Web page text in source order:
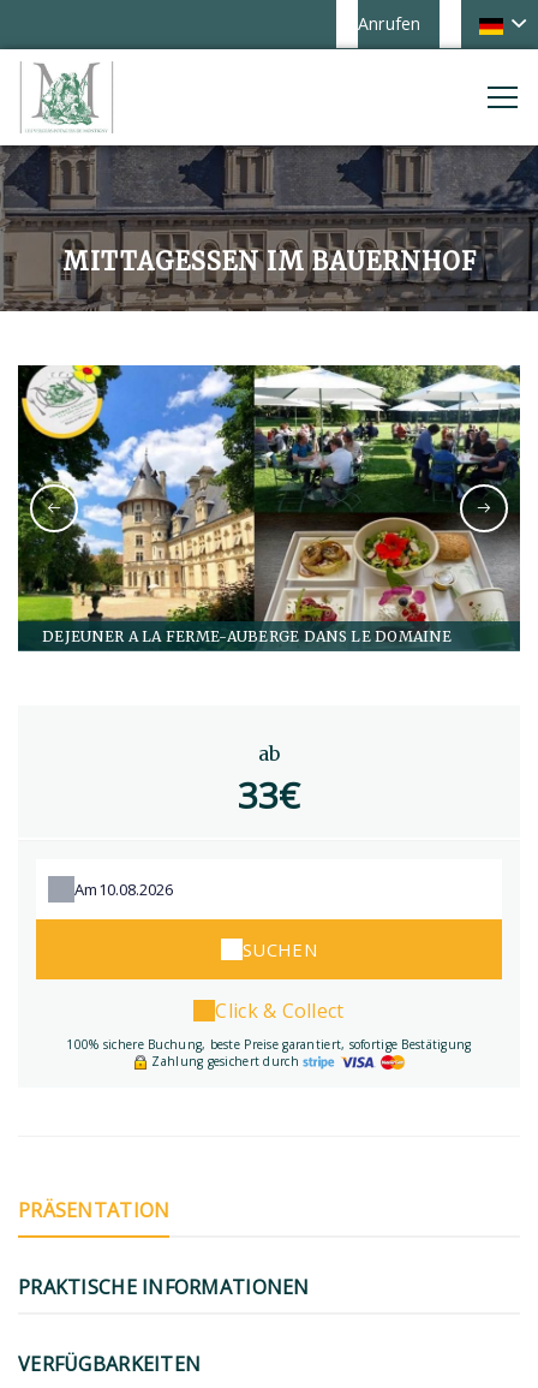
Anrufen
MITTAGESSEN IM BAUERNHOF
DEJEUNER A LA FERME-AUBERGE DANS LE DOMAINE
ab
33€
Am
SUCHEN
Click & Collect
100% sichere Buchung, beste Preise garantiert, sofortige Bestätigung
Zahlung gesichert durch
PRÄSENTATION
PRAKTISCHE INFORMATIONEN
VERFÜGBARKEITEN